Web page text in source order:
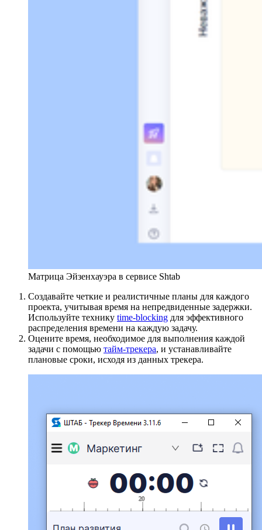
Матрица Эйзенхауэра в сервисе Shtab
Создавайте четкие и реалистичные планы для каждого
проекта, учитывая время на непредвиденные задержки.
Используйте технику time-blocking для эффективного
распределения времени на каждую задачу.
Оцените время, необходимое для выполнения каждой
задачи с помощью тайм-трекера, и устанавливайте
плановые сроки, исходя из данных трекера.